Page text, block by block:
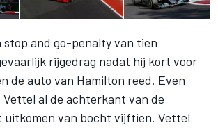
stop and go-penalty van tien
rijgedrag nadat hij kort voor
de auto van Hamilton reed. Even
al de achterkant van de
uitkomen van bocht vijftien. Vettel